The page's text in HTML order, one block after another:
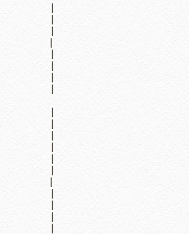
|
|
|
|
|
|
|
|
|
|
|
|
|
|
|
|
|
|
|